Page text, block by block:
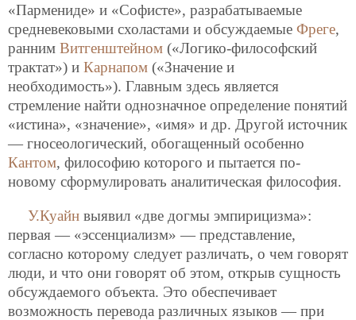
«Пармениде» и «Софисте», разрабатываемые
средневековыми схоластами и обсуждаемые Фреге,
ранним Витгенштейном («Логико-философский
трактат») и Карнапом («Значение и
необходимость»). Главным здесь является
стремление найти однозначное определение понятий
«истина», «значение», «имя» и др. Другой источник
— гносеологический, обогащенный особенно
Кантом, философию которого и пытается по-
новому сформулировать аналитическая философия.
У.Куайн выявил «две догмы эмпирицизма»:
первая — «эссенциализм» — представление,
согласно которому следует различать, о чем говорят
люди, и что они говорят об этом, открыв сущность
обсуждаемого объекта. Это обеспечивает
возможность перевода различных языков — при